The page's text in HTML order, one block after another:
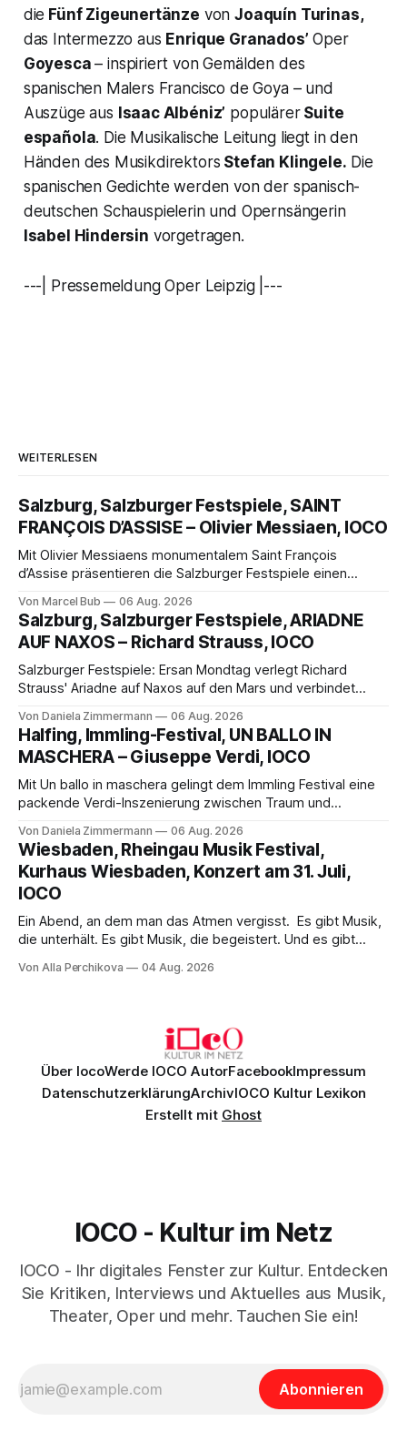
die Fünf Zigeunertänze vonJoaquín Turinas,
das Intermezzo aus Enrique Granados’ Oper
Goyesca – inspiriert von Gemälden des
spanischen Malers Francisco de Goya – und
Auszüge aus Isaac Albéniz’ populärerSuite
española. Die Musikalische Leitung liegt in den
Händen des Musikdirektors Stefan Klingele. Die
spanischen Gedichte werden von der spanisch-
deutschen Schauspielerin und Opernsängerin
Isabel Hindersin vorgetragen.
---| Pressemeldung Oper Leipzig |---
WEITERLESEN
Salzburg, Salzburger Festspiele, SAINT
FRANÇOIS D’ASSISE – Olivier Messiaen, IOCO
Mit Olivier Messiaens monumentalem Saint François
d’Assise präsentieren die Salzburger Festspiele einen
eine bildgewaltige Inszenierung, Maxime Pascal entfaltet
die komplexe Partitur eindrucksvoll, Philippe Sly berührt als
Franziskus.
Von Marcel Bub 06 Aug. 2026
Salzburg, Salzburger Festspiele, ARIADNE
AUF NAXOS – Richard Strauss, IOCO
Salzburger Festspiele: Ersan Mondtag verlegt Richard
Strauss' Ariadne auf Naxos auf den Mars und verbindet
Aufführung mit starken Solisten und den Wiener
Philharmonikern, szenisch bleibt der zweite Akt jedoch
hinter den Erwartungen zurück.
Von Daniela Zimmermann 06 Aug. 2026
Halfing, Immling-Festival, UN BALLO IN
MASCHERA – Giuseppe Verdi, IOCO
Mit Un ballo in maschera gelingt dem Immling Festival eine
packende Verdi-Inszenierung zwischen Traum und
psychologische Tiefe mit starken Bildern, getragen von
einem spielfreudigen Ensemble und einer musikalisch
überzeugenden Gesamtleistung.
Von Daniela Zimmermann 06 Aug. 2026
Wiesbaden, Rheingau Musik Festival,
Kurhaus Wiesbaden, Konzert am 31. Juli,
IOCO
Ein Abend, an dem man das Atmen vergisst. Es gibt Musik,
die unterhält. Es gibt Musik, die begeistert. Und es gibt
Genau so war der Abend im Kurhaus Wiesbaden, an dem
Von Alla Perchikova 04 Aug. 2026
Über IocoWerde IOCO AutorFacebookImpressum
DatenschutzerklärungArchivIOCO Kultur Lexikon
Erstellt mit Ghost
IOCO - Kultur im Netz
IOCO - Ihr digitales Fenster zur Kultur. Entdecken
Sie Kritiken, Interviews und Aktuelles aus Musik,
Theater, Oper und mehr. Tauchen Sie ein!
Abonnieren